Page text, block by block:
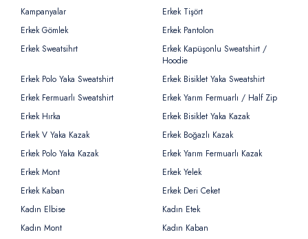
Kampanyalar
Erkek Tişört
Erkek Gömlek
Erkek Pantolon
Erkek Sweatsihrt
Erkek Kapüşonlu Sweatshirt /
Hoodie
Erkek Polo Yaka Sweatshirt
Erkek Bisiklet Yaka Sweatshirt
Erkek Fermuarlı Sweatshirt
Erkek Yarım Fermuarlı / Half Zip
Erkek Hırka
Erkek Bisiklet Yaka Kazak
Erkek V Yaka Kazak
Erkek Boğazlı Kazak
Erkek Polo Yaka Kazak
Erkek Yarım Fermuarlı Kazak
Erkek Mont
Erkek Yelek
Erkek Kaban
Erkek Deri Ceket
Kadın Elbise
Kadın Etek
Kadın Mont
Kadın Kaban